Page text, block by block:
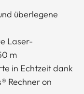
überlegene
Laser-
m
in Echtzeit dank
Rechner on